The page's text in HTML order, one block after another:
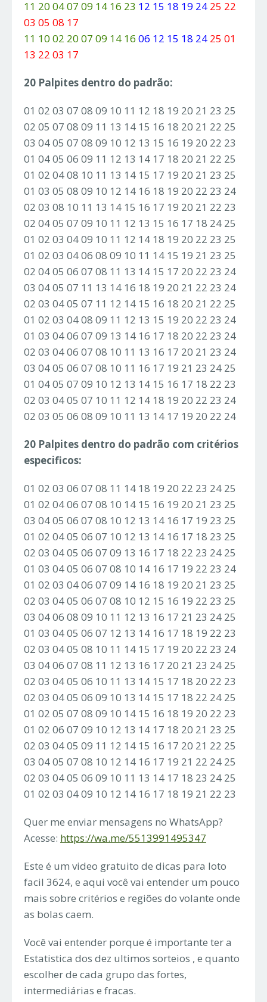
11 20 04 07 09 14 16 23 12 15 18 19 24 25 22
03 05 08 17
11 10 02 20 07 09 14 16 06 12 15 18 24 25 01
13 22 03 17
20 Palpites dentro do padrão:
01 02 03 07 08 09 10 11 12 18 19 20 21 23 25
02 05 07 08 09 11 13 14 15 16 18 20 21 22 25
03 04 05 07 08 09 10 12 13 15 16 19 20 22 23
01 04 05 06 09 11 12 13 14 17 18 20 21 22 25
01 02 04 08 10 11 13 14 15 17 19 20 21 23 25
01 03 05 08 09 10 12 14 16 18 19 20 22 23 24
02 03 08 10 11 13 14 15 16 17 19 20 21 22 23
02 04 05 07 09 10 11 12 13 15 16 17 18 24 25
01 02 03 04 09 10 11 12 14 18 19 20 22 23 25
01 02 03 04 06 08 09 10 11 14 15 19 21 23 25
02 04 05 06 07 08 11 13 14 15 17 20 22 23 24
03 04 05 07 11 13 14 16 18 19 20 21 22 23 24
02 03 04 05 07 11 12 14 15 16 18 20 21 22 25
01 02 03 04 08 09 11 12 13 15 19 20 22 23 24
01 03 04 06 07 09 13 14 16 17 18 20 22 23 24
02 03 04 06 07 08 10 11 13 16 17 20 21 23 24
03 04 05 06 07 08 10 11 16 17 19 21 23 24 25
01 04 05 07 09 10 12 13 14 15 16 17 18 22 23
02 03 04 05 07 10 11 12 14 18 19 20 22 23 24
02 03 05 06 08 09 10 11 13 14 17 19 20 22 24
20 Palpites dentro do padrão com critérios
especificos:
01 02 03 06 07 08 11 14 18 19 20 22 23 24 25
01 02 04 06 07 08 10 14 15 16 19 20 21 23 25
03 04 05 06 07 08 10 12 13 14 16 17 19 23 25
01 02 04 05 06 07 10 12 13 14 16 17 18 23 25
02 03 04 05 06 07 09 13 16 17 18 22 23 24 25
01 03 04 05 06 07 08 10 14 16 17 19 22 23 24
01 02 03 04 06 07 09 14 16 18 19 20 21 23 25
02 03 04 05 06 07 08 10 12 15 16 19 22 23 25
03 04 06 08 09 10 11 12 13 16 17 21 23 24 25
01 03 04 05 06 07 12 13 14 16 17 18 19 22 23
02 03 04 05 08 10 11 14 15 17 19 20 22 23 24
03 04 06 07 08 11 12 13 16 17 20 21 23 24 25
02 03 04 05 06 10 11 13 14 15 17 18 20 22 23
02 03 04 05 06 09 10 13 14 15 17 18 22 24 25
01 02 05 07 08 09 10 14 15 16 18 19 20 22 23
01 02 06 07 09 10 12 13 14 17 18 20 21 23 25
02 03 04 05 09 11 12 14 15 16 17 20 21 22 25
03 04 05 07 08 10 12 14 16 17 19 21 22 24 25
02 03 04 05 06 09 10 11 13 14 17 18 23 24 25
01 02 03 04 09 10 12 14 16 17 18 19 21 22 23
Quer me enviar mensagens no WhatsApp?
Acesse: https://wa.me/5513991495347
Este é um video gratuito de dicas para loto
facil 3624, e aqui você vai entender um pouco
mais sobre critérios e regiões do volante onde
as bolas caem.
Você vai entender porque é importante ter a
Estatistica dos dez ultimos sorteios , e quanto
escolher de cada grupo das fortes,
intermediárias e fracas.